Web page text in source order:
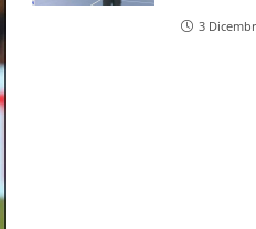
3